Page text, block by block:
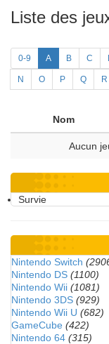
Liste des
0-9 A B C
N O P Q R
Nom
Aucun
Survie
Nintendo Switch
Nintendo DS (1100)
Nintendo Wii (1081)
Nintendo 3DS (929)
Nintendo Wii U (682)
GameCube (422)
Nintendo 64 (315)